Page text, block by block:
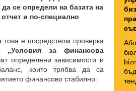
се определи на базата на
и по-специално
е посредством проверка
„Условия за финансова
определени зависимости и
които трябва да са
финансово стабилно: